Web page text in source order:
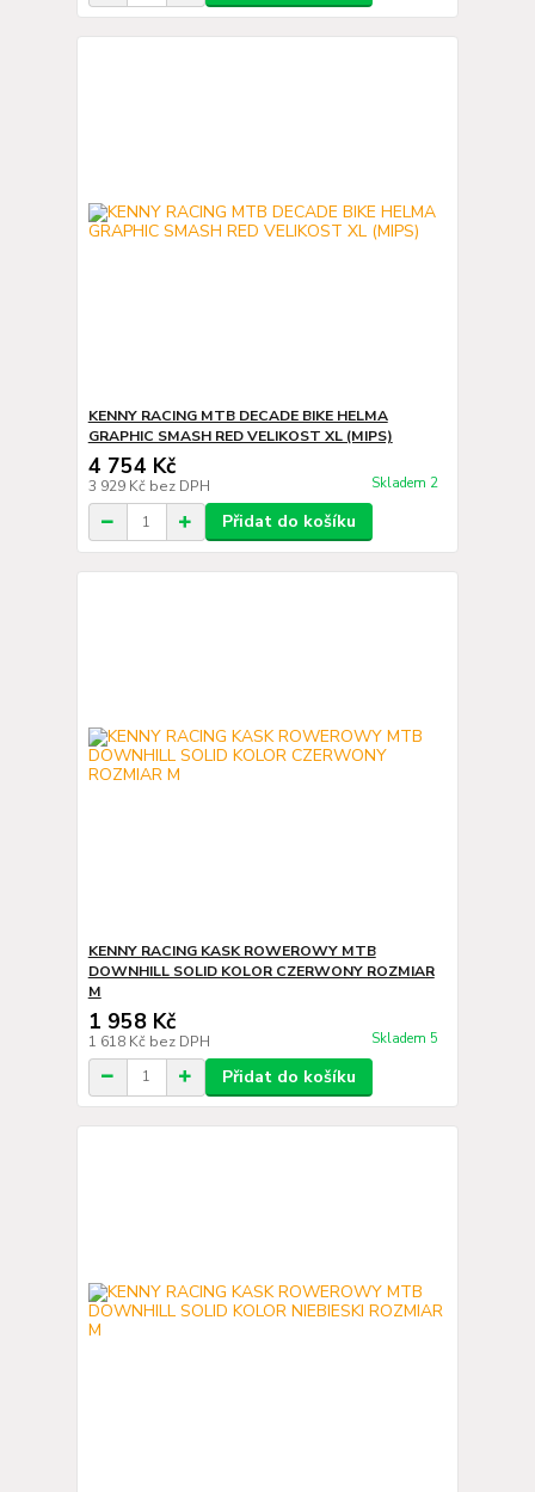
KENNY RACING MTB DECADE BIKE HELMA
GRAPHIC SMASH RED VELIKOST XL (MIPS)
4 754 Kč
3 929 Kč bez DPH Skladem 2
Přidat do košíku
KENNY RACING KASK ROWEROWY MTB
DOWNHILL SOLID KOLOR CZERWONY ROZMIAR
M
1 958 Kč
1 618 Kč bez DPH Skladem 5
Přidat do košíku